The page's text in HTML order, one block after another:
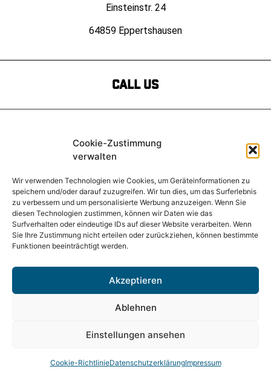
Cookie-Zustimmung
verwalten
Wir verwenden Technologien wie Cookies, um Geräteinformationen zu
speichern und/oder darauf zuzugreifen. Wir tun dies, um das Surferlebnis
zu verbessern und um personalisierte Werbung anzuzeigen. Wenn Sie
diesen Technologien zustimmen, können wir Daten wie das
Surfverhalten oder eindeutige IDs auf dieser Website verarbeiten. Wenn
Sie Ihre Zustimmung nicht erteilen oder zurückziehen, können bestimmte
Funktionen beeinträchtigt werden.
Akzeptieren
Ablehnen
Einstellungen ansehen
Cookie-RichtlinieDatenschutzerklärungImpressum
Einsteinstr. 24
64859 Eppertshausen
Call us
photometrik@photometrik.de
FOLLOW US
© 2022 PHOTOMETRIK
Datenschutzerklärung